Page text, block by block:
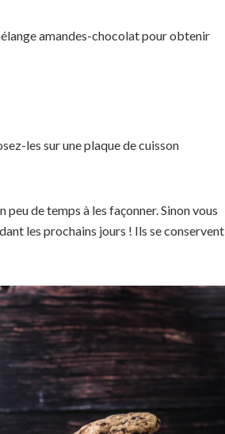
amandes-chocolat pour obtenir
les sur une plaque de cuisson
peu de temps à les façonner. Sinon vous
les prochains jours ! Ils se conservent